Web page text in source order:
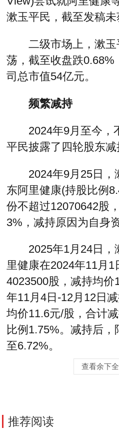
漱玉平民，截至发稿未
二级市场上，漱
荡，截至收盘跌0.68%
司总市值54亿元。
频繁减持
2024年9月至今，
平民披露了四轮股东减
2024年9月25日
东阿里健康(持股比例
份不超过12070642股
3%，减持原因为自身
2025年1月24日
里健康在2024年11月1
4023500股，减持均价
年11月4日-12月12日
均价11.6元/股，合计
比例1.75%。减持后
至6.72%。
查看余下
推荐阅读